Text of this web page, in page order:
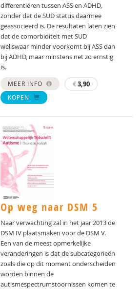
differentiëren tussen ASS en ADHD,
zonder dat de SUD status daarmee
geassocieerd is. De resultaten laten zien
dat de comorbiditeit met SUD
weliswaar minder voorkomt bij ASS dan
bij ADHD, maar minstens net zo ernstig
is.
MEER INFO €3,90
KOPEN
Op weg naar DSM 5
Naar verwachting zal in het jaar 2013 de
DSM IV plaatsmaken voor de DSM V.
Een van de meest opmerkelijke
veranderingen is dat de subcategorieën
zoals die op dit moment onderscheiden
worden binnen de
autismespectrumstoornissen komen te